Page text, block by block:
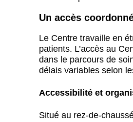
Un accès
Le Centre travaille en
patients. L’accès au
dans le parcours de
délais variables selon
Accessibilité et
Situé au rez-de-